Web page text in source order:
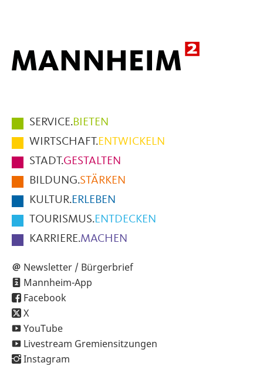
Hauptmenüpunkte
im
Fußbereich
der
Seite
SERVICE.BIETEN
WIRTSCHAFT.ENTWICKELN
STADT.GESTALTEN
BILDUNG.STÄRKEN
KULTUR.ERLEBEN
TOURISMUS.ENTDECKEN
KARRIERE.MACHEN
Newsletter / Bürgerbrief
Mannheim-App
Facebook
X
YouTube
Livestream Gremiensitzungen
Instagram